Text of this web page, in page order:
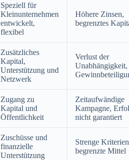
Speziell für
Kleinunternehmen
entwickelt,
flexibel
Höhere Zinsen,
begrenztes
Zusätzliches
Kapital,
Unterstützung und
Netzwerk
Verlust der
Unabhängigkeit,
Zugang zu
Kapital und
Öffentlichkeit
Zeitaufwändige
Kampagne,
nicht garantiert
Zuschüsse und
finanzielle
Unterstützung
Strenge
begrenzte Mittel